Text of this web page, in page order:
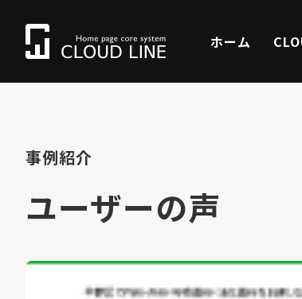
ホーム
事例紹介
ユーザーの声